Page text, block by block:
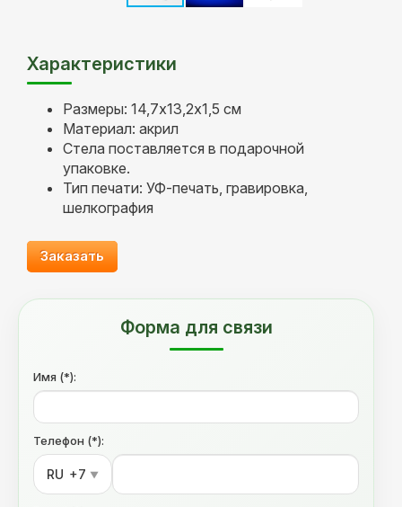
Характеристики
Размеры: 14,7х13,2х1,5 см
Материал: акрил
Стела поставляется в подарочной
упаковке.
Тип печати: УФ-печать, гравировка,
шелкография
Заказать
Форма для связи
Имя (*):
Телефон (*):
RU +7 ▼